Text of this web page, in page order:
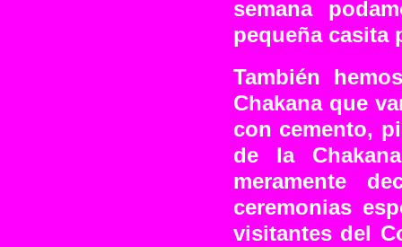
semana
pequeña casita
También
Chakana que
con cemento,
de la
meramente
ceremonias
visitantes del